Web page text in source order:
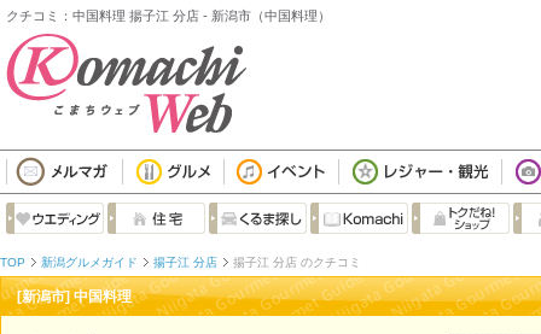
クチコミ：中国料理 揚子江 分店 - 新潟市（中国料理）
TOP 新潟グルメガイド 揚子江 分店 揚子江 分店 のクチコミ
[新潟市] 中国料理